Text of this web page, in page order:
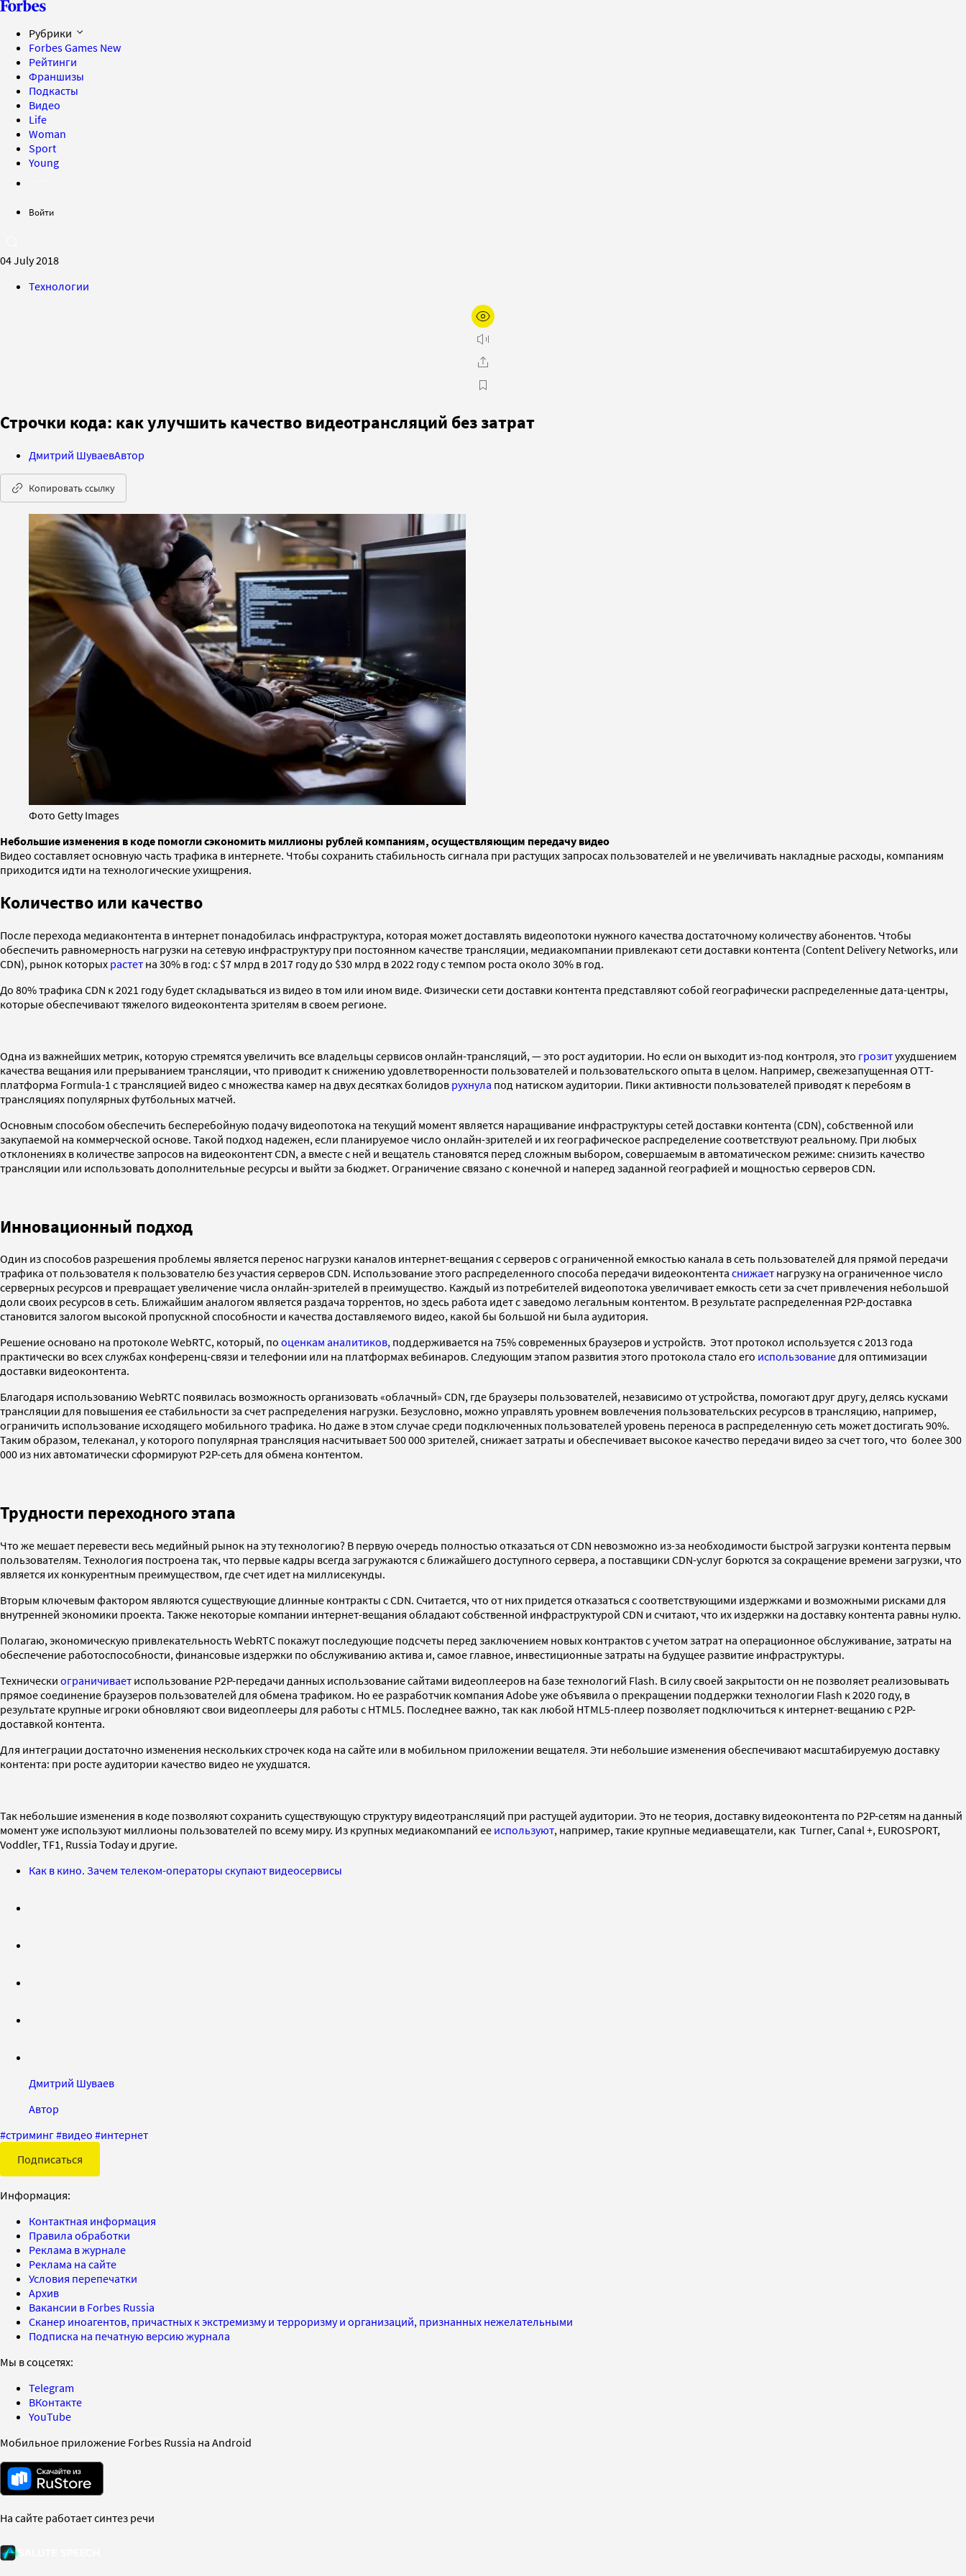
Рубрики
Forbes Games New
Рейтинги
Франшизы
Подкасты
Видео
Life
Woman
Sport
Young
Войти
04 July 2018
Технологии
Строчки кода: как улучшить качество видеотрансляций без затрат
Дмитрий ШуваевАвтор
Копировать ссылку
Фото Getty Images
Небольшие изменения в коде помогли сэкономить миллионы рублей компаниям, осуществляющим передачу видео
Видео составляет основную часть трафика в интернете. Чтобы сохранить стабильность сигнала при растущих запросах пользователей и не увеличивать накладные расходы, компаниям
приходится идти на технологические ухищрения.
Количество или качество
После перехода медиаконтента в интернет понадобилась инфраструктура, которая может доставлять видеопотоки нужного качества достаточному количеству абонентов. Чтобы
обеспечить равномерность нагрузки на сетевую инфраструктуру при постоянном качестве трансляции, медиакомпании привлекают сети доставки контента (Content Delivery Networks, или
CDN), рынок которых растет на 30% в год: с $7 млрд в 2017 году до $30 млрд в 2022 году с темпом роста около 30% в год.
До 80% трафика CDN к 2021 году будет складываться из видео в том или ином виде. Физически сети доставки контента представляют собой географически распределенные дата-центры,
которые обеспечивают тяжелого видеоконтента зрителям в своем регионе.
Одна из важнейших метрик, которую стремятся увеличить все владельцы сервисов онлайн-трансляций, — это рост аудитории. Но если он выходит из-под контроля, это грозитухудшением
качества вещания или прерыванием трансляции, что приводит к снижению удовлетворенности пользователей и пользовательского опыта в целом. Например, свежезапущенная ОТТ-
платформа Formula-1 с трансляцией видео с множества камер на двух десятках болидов рухнула под натиском аудитории. Пики активности пользователей приводят к перебоям в
трансляциях популярных футбольных матчей.
Основным способом обеспечить бесперебойную подачу видеопотока на текущий момент является наращивание инфраструктуры сетей доставки контента (CDN), собственной или
закупаемой на коммерческой основе. Такой подход надежен, если планируемое число онлайн-зрителей и их географическое распределение соответствуют реальному. При любых
отклонениях в количестве запросов на видеоконтент CDN, а вместе с ней и вещатель становятся перед сложным выбором, совершаемым в автоматическом режиме: снизить качество
трансляции или использовать дополнительные ресурсы и выйти за бюджет. Ограничение связано с конечной и наперед заданной географией и мощностью серверов CDN.
Инновационный подход
Один из способов разрешения проблемы является перенос нагрузки каналов интернет-вещания с серверов с ограниченной емкостью канала в сеть пользователей для прямой передачи
трафика от пользователя к пользователю без участия серверов CDN. Использование этого распределенного способа передачи видеоконтента снижает нагрузку на ограниченное число
серверных ресурсов и превращает увеличение числа онлайн-зрителей в преимущество. Каждый из потребителей видеопотока увеличивает емкость сети за счет привлечения небольшой
доли своих ресурсов в сеть. Ближайшим аналогом является раздача торрентов, но здесь работа идет с заведомо легальным контентом. В результате распределенная P2P-доставка
становится залогом высокой пропускной способности и качества доставляемого видео, какой бы большой ни была аудитория.
Решение основано на протоколе WebRTC, который, по оценкам аналитиков, поддерживается на 75% современных браузеров и устройств. Этот протокол используется с 2013 года
практически во всех службах конференц-связи и телефонии или на платформах вебинаров. Следующим этапом развития этого протокола стало его использованиедля оптимизации
доставки видеоконтента.
Благодаря использованию WebRTC появилась возможность организовать «облачный» CDN, где браузеры пользователей, независимо от устройства, помогают друг другу, делясь кусками
трансляции для повышения ее стабильности за счет распределения нагрузки. Безусловно, можно управлять уровнем вовлечения пользовательских ресурсов в трансляцию, например,
ограничить использование исходящего мобильного трафика. Но даже в этом случае среди подключенных пользователей уровень переноса в распределенную сеть может достигать 90%.
Таким образом, телеканал, у которого популярная трансляция насчитывает 500 000 зрителей, снижает затраты и обеспечивает высокое качество передачи видео за счет того, что более 300
000 из них автоматически сформируют P2P-сеть для обмена контентом.
Трудности переходного этапа
Что же мешает перевести весь медийный рынок на эту технологию? В первую очередь полностью отказаться от CDN невозможно из-за необходимости быстрой загрузки контента первым
пользователям. Технология построена так, что первые кадры всегда загружаются с ближайшего доступного сервера, а поставщики CDN-услуг борются за сокращение времени загрузки, что
является их конкурентным преимуществом, где счет идет на миллисекунды.
Вторым ключевым фактором являются существующие длинные контракты с CDN. Считается, что от них придется отказаться с соответствующими издержками и возможными рисками для
внутренней экономики проекта. Также некоторые компании интернет-вещания обладают собственной инфраструктурой CDN и считают, что их издержки на доставку контента равны нулю.
Полагаю, экономическую привлекательность WebRTC покажут последующие подсчеты перед заключением новых контрактов с учетом затрат на операционное обслуживание, затраты на
обеспечение работоспособности, финансовые издержки по обслуживанию актива и, самое главное, инвестиционные затраты на будущее развитие инфраструктуры.
Технически ограничивает использование P2P-передачи данных использование сайтами видеоплееров на базе технологий Flash. В силу своей закрытости он не позволяет реализовывать
прямое соединение браузеров пользователей для обмена трафиком. Но ее разработчик компания Adobe уже объявила о прекращении поддержки технологии Flash к 2020 году, в
результате крупные игроки обновляют свои видеоплееры для работы с HTML5. Последнее важно, так как любой HTML5-плеер позволяет подключиться к интернет-вещанию с P2P-
доставкой контента.
Для интеграции достаточно изменения нескольких строчек кода на сайте или в мобильном приложении вещателя. Эти небольшие изменения обеспечивают масштабируемую доставку
контента: при росте аудитории качество видео не ухудшатся.
Так небольшие изменения в коде позволяют сохранить существующую структуру видеотрансляций при растущей аудитории. Это не теория, доставку видеоконтента по P2P-сетям на данный
момент уже используют миллионы пользователей по всему миру. Из крупных медиакомпаний ее используют, например, такие крупные медиавещатели, как Turner, Canal +, EUROSPORT,
Voddler, TF1, Russia Today и другие.
Как в кино. Зачем телеком-операторы скупают видеосервисы
Дмитрий Шуваев
Автор
#стриминг#видео #интернет
Подписаться
Информация:
Контактная информация
Правила обработки
Реклама в журнале
Реклама на сайте
Условия перепечатки
Архив
Вакансии в Forbes Russia
Сканер иноагентов, причастных к экстремизму и терроризму и организаций, признанных нежелательными
Подписка на печатную версию журнала
Мы в соцсетях:
Telegram
ВКонтакте
YouTube
Мобильное приложение Forbes Russia на Android
На сайте работает синтез речи